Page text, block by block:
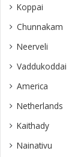
Koppai
Chunnakam
Neerveli
Vaddukoddai
America
Netherlands
Kaithady
Nainativu